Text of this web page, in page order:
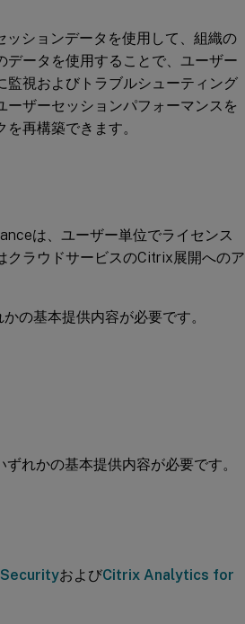
ションデータを使用して、組織の
ータを使用することで、ユーザー
視およびトラブルシューティング
ザーセッションパフォーマンスを
再構築できます。
は、ユーザー単位でライセンス
クラウドサービスのCitrix展開へのア
の基本提供内容が必要です。
れかの基本提供内容が必要です。
およびCitrix Analytics for